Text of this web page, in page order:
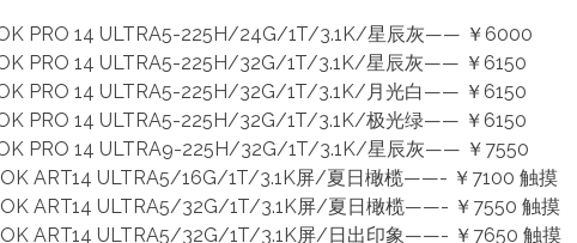
PRO 14 ULTRA5-225H/24G/1T/3.1K/星辰灰—— ￥6000
PRO 14 ULTRA5-225H/32G/1T/3.1K/星辰灰—— ￥6150
PRO 14 ULTRA5-225H/32G/1T/3.1K/月光白—— ￥6150
PRO 14 ULTRA5-225H/32G/1T/3.1K/极光绿—— ￥6150
PRO 14 ULTRA9-225H/32G/1T/3.1K/星辰灰—— ￥7550
ART14 ULTRA5/16G/1T/3.1K屏/夏日橄榄——- ￥7100 触摸
ART14 ULTRA5/32G/1T/3.1K屏/夏日橄榄——- ￥7550 触摸
ART14 ULTRA5/32G/1T/3.1K屏/日出印象——- ￥7650 触摸